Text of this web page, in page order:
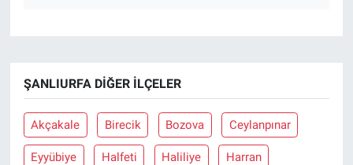
ŞANLIURFA DIĞER İLÇELER
Akçakale Birecik Bozova Ceylanpınar
Eyyübiye Halfeti Haliliye Harran